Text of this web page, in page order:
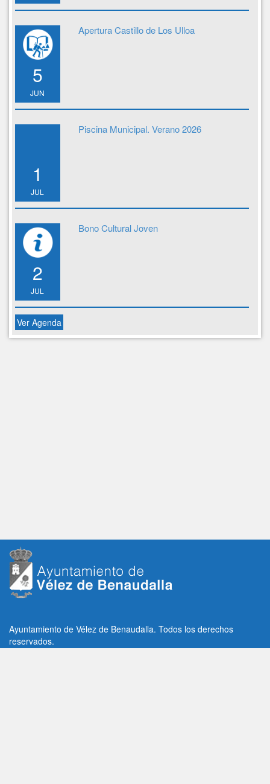
5
JUN
Apertura Castillo de Los Ulloa
1
JUL
Piscina Municipal. Verano 2026
2
JUL
Bono Cultural Joven
Ver Agenda
Ayuntamiento de Vélez de Benaudalla. Todos los derechos
reservados.